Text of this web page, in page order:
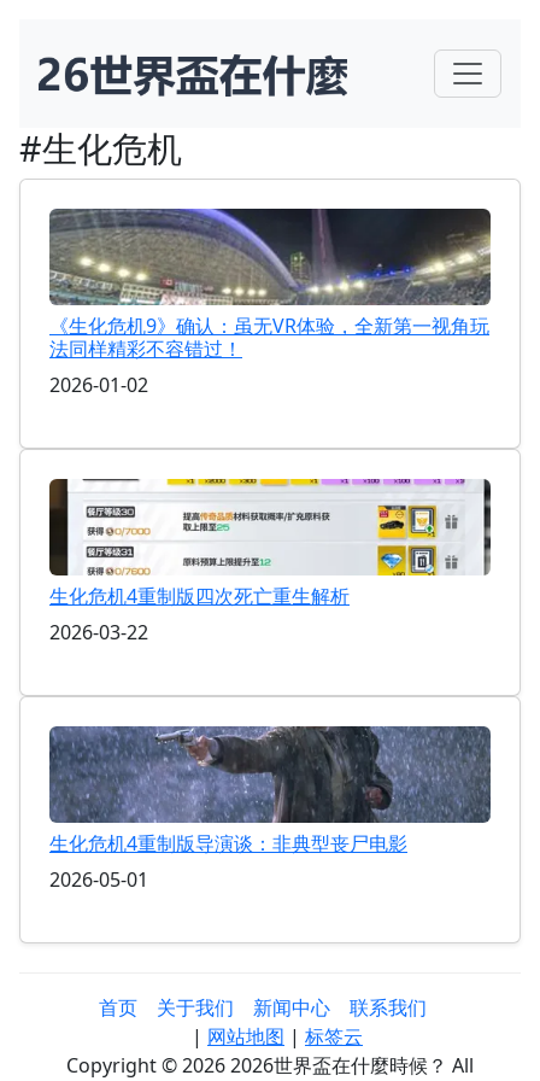
#生化危机
《生化危机9》确认：虽无VR体验，全新第一视角玩
法同样精彩不容错过！
2026-01-02
生化危机4重制版四次死亡重生解析
2026-03-22
生化危机4重制版导演谈：非典型丧尸电影
2026-05-01
首页 关于我们 新闻中心
联系我们
| 网站地图 | 标签云
Copyright © 2026 2026世界盃在什麼時候？ All